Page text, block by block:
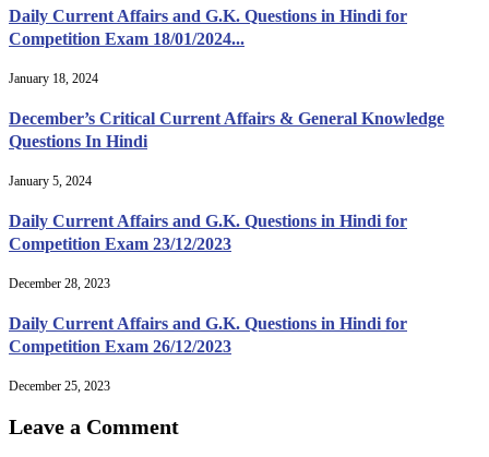
Daily Current Affairs and G.K. Questions in Hindi for
Competition Exam 18/01/2024...
January 18, 2024
December’s Critical Current Affairs & General Knowledge
Questions In Hindi
January 5, 2024
Daily Current Affairs and G.K. Questions in Hindi for
Competition Exam 23/12/2023
December 28, 2023
Daily Current Affairs and G.K. Questions in Hindi for
Competition Exam 26/12/2023
December 25, 2023
Leave a Comment